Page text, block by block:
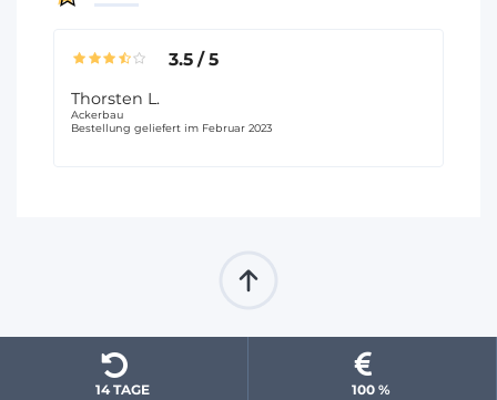
3.5/5
Thorsten L.
Ackerbau
Bestellung geliefert im Februar 2023
14 TAGE
100 %